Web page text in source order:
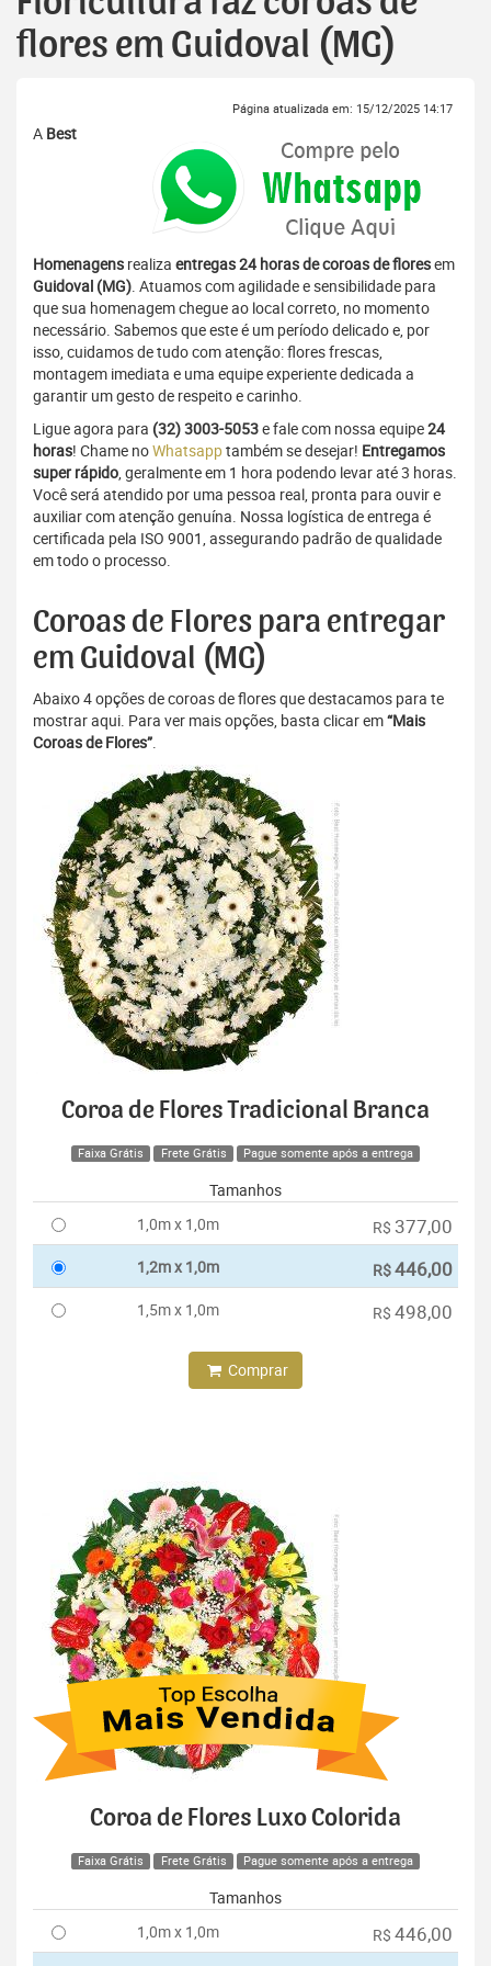
flores em Guidoval (MG)
Página atualizada em: 15/12/2025 14:17
A Best
Homenagens realiza entregas 24 horas de coroas de floresem
Guidoval (MG). Atuamos com agilidade e sensibilidade para
que sua homenagem chegue ao local correto, no momento
necessário. Sabemos que este é um período delicado e, por
isso, cuidamos de tudo com atenção: flores frescas,
montagem imediata e uma equipe experiente dedicada a
garantir um gesto de respeito e carinho.
Ligue agora para (32) 3003-5053e fale com nossa equipe24
horas! Chame noWhatsapptambém se desejar! Entregamos
super rápido, geralmente em 1 hora podendo levar até 3 horas.
Você será atendido por uma pessoa real, pronta para ouvir e
auxiliar com atenção genuína. Nossa logística de entrega é
certificada pela ISO 9001, assegurando padrão de qualidade
em todo o processo.
Coroas de Flores para entregar
em Guidoval (MG)
Abaixo 4 opções de coroas de flores que destacamos para te
mostrar aqui. Para ver mais opções, basta clicar em“Mais
Coroas de Flores”.
Coroa de Flores Tradicional Branca
Faixa Grátis Frete Grátis Pague somente após a entrega
Tamanhos
1,0m x 1,0m
R$ 377,00
1,2m x 1,0m R$446,00
1,5m x 1,0m R$ 498,00
Comprar
Coroa de Flores Luxo Colorida
Faixa Grátis Frete Grátis Pague somente após a entrega
Tamanhos
1,0m x 1,0m
R$ 446,00